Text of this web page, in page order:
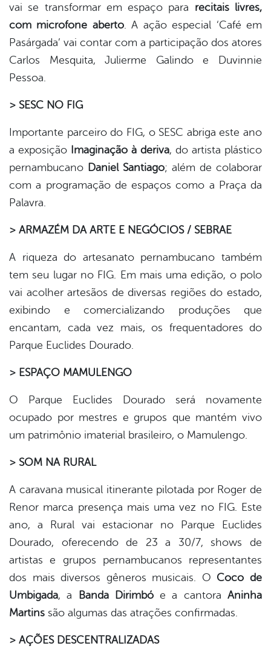
vai se transformar em espaço para recitais livres,
com microfone aberto. A ação especial ‘Café em
Pasárgada’ vai contar com a participação dos atores
Carlos Mesquita, Julierme Galindo e Duvinnie
Pessoa.
> SESC NO FIG
Importante parceiro do FIG, o SESC abriga este ano
a exposição Imaginação à deriva, do artista plástico
pernambucano Daniel Santiago; além de colaborar
com a programação de espaços como a Praça da
Palavra.
> ARMAZÉM DA ARTE E NEGÓCIOS / SEBRAE
A riqueza do artesanato pernambucano também
tem seu lugar no FIG. Em mais uma edição, o polo
vai acolher artesãos de diversas regiões do estado,
exibindo e comercializando produções que
encantam, cada vez mais, os frequentadores do
Parque Euclides Dourado.
> ESPAÇO MAMULENGO
O Parque Euclides Dourado será novamente
ocupado por mestres e grupos que mantém vivo
um patrimônio imaterial brasileiro, o Mamulengo.
> SOM NA RURAL
A caravana musical itinerante pilotada por Roger de
Renor marca presença mais uma vez no FIG. Este
ano, a Rural vai estacionar no Parque Euclides
Dourado, oferecendo de 23 a 30/7, shows de
artistas e grupos pernambucanos representantes
dos mais diversos gêneros musicais. O Coco de
Umbigada, a Banda Dirimbóe a cantoraAninha
Martins são algumas das atrações confirmadas.
> AÇÕES DESCENTRALIZADAS